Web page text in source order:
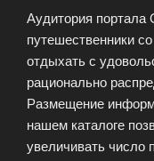
Аудитория
путешественники
отдыхать с
рационально
Размещение
нашем каталоге
увеличивать число